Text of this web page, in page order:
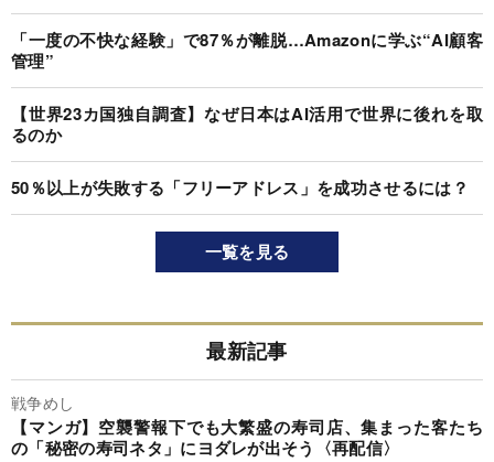
「一度の不快な経験」で87％が離脱…Amazonに学ぶ“AI顧客
管理”
【世界23カ国独自調査】なぜ日本はAI活用で世界に後れを取
るのか
50％以上が失敗する「フリーアドレス」を成功させるには？
一覧を見る
最新記事
戦争めし
【マンガ】空襲警報下でも大繁盛の寿司店、集まった客たち
の「秘密の寿司ネタ」にヨダレが出そう〈再配信〉